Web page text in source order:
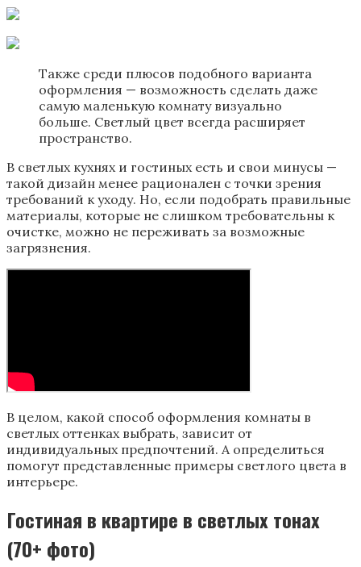
Также среди плюсов подобного варианта
оформления — возможность сделать даже
самую маленькую комнату визуально
больше. Светлый цвет всегда расширяет
пространство.
В светлых кухнях и гостиных есть и свои минусы —
такой дизайн менее рационален с точки зрения
требований к уходу. Но, если подобрать правильные
материалы, которые не слишком требовательны к
очистке, можно не переживать за возможные
загрязнения.
В целом, какой способ оформления комнаты в
светлых оттенках выбрать, зависит от
индивидуальных предпочтений. А определиться
помогут представленные примеры светлого цвета в
интерьере.
Гостиная в квартире в светлых тонах
(70+ фото)